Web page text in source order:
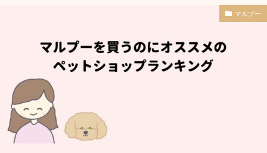
マルプー